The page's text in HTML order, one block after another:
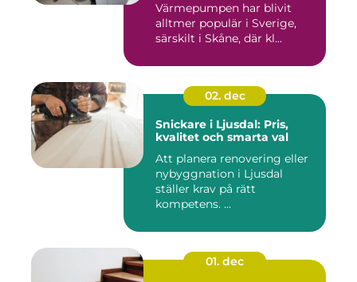
Värmepumpen har blivit
alltmer populär i Sverige,
särskilt i Skåne, där kl...
02. dec
Snickare i Ljusdal: Pris,
kvalitet och smarta val
Att planera renovering eller
nybyggnation i Ljusdal
ställer krav på rätt
kompetens. ...
01. dec